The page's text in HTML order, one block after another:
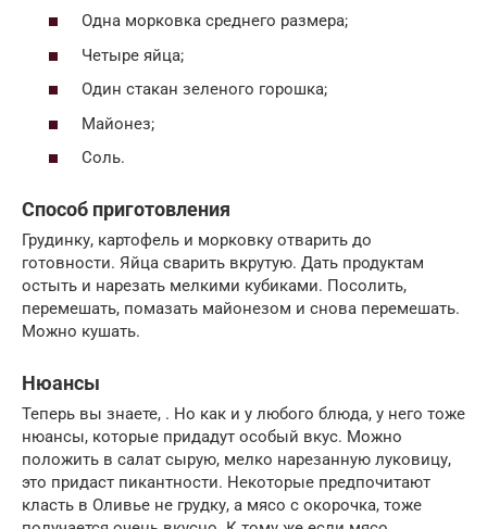
Одна морковка среднего размера;
Четыре яйца;
Один стакан зеленого горошка;
Майонез;
Соль.
Способ приготовления
Грудинку, картофель и морковку отварить до
готовности. Яйца сварить вкрутую. Дать продуктам
остыть и нарезать мелкими кубиками. Посолить,
перемешать, помазать майонезом и снова перемешать.
Можно кушать.
Нюансы
Теперь вы знаете, . Но как и у любого блюда, у него тоже
нюансы, которые придадут особый вкус. Можно
положить в салат сырую, мелко нарезанную луковицу,
это придаст пикантности. Некоторые предпочитают
класть в Оливье не грудку, а мясо с окорочка, тоже